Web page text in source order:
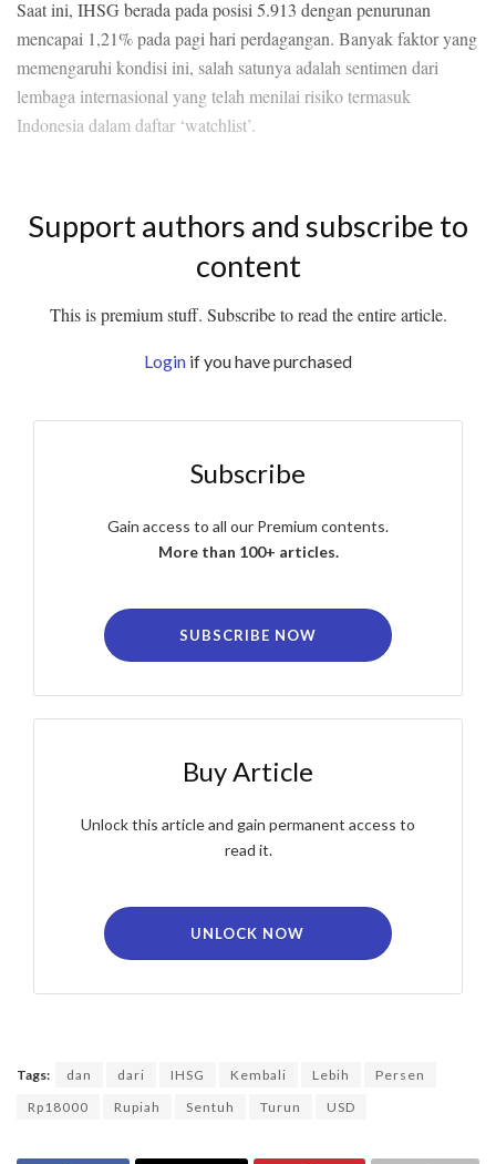
Saat ini, IHSG berada pada posisi 5.913 dengan penurunan
mencapai 1,21% pada pagi hari perdagangan. Banyak faktor yang
memengaruhi kondisi ini, salah satunya adalah sentimen dari
lembaga internasional yang telah menilai risiko termasuk
Indonesia dalam daftar ‘watchlist’.
Support authors and subscribe to
content
This is premium stuff. Subscribe to read the entire article.
Login if you have purchased
Subscribe
Gain access to all our Premium contents.
More than 100+ articles.
SUBSCRIBE NOW
Buy Article
Unlock this article and gain permanent access to
read it.
UNLOCK NOW
Tags: dan dari IHSG Kembali Lebih
Persen
Rp18000
Rupiah Sentuh Turun USD